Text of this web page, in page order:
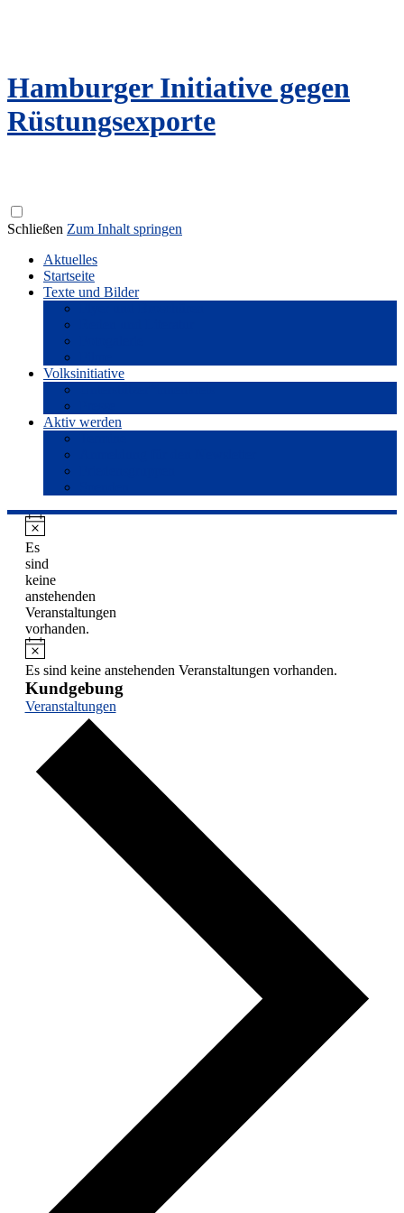
Hamburger Initiative gegen
Rüstungsexporte
Schließen Zum Inhalt springen
Aktuelles
Startseite
Texte und Bilder
Volksinitiative
Aktiv werden
Hinweis
Es
sind
keine
anstehenden
Veranstaltungen
vorhanden.
Hinweis
Es sind keine anstehenden Veranstaltungen vorhanden.
Kundgebung
Veranstaltungen